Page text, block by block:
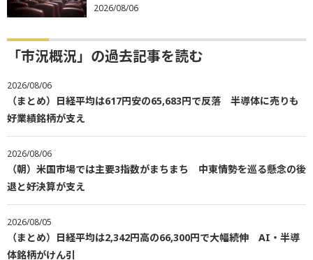
2026/08/06
「市況概況」の過去記事を読む
2026/08/06
（まとめ）日経平均は617円安の65,683円で反落 半導体に売りも
好業績銘柄が支え
2026/08/06
（朝）米国市場では主要3指数がまちまち 中東情勢を巡る懸念の後
退と好決算が支え
2026/08/05
（まとめ）日経平均は2,342円高の66,300円で大幅続伸 AI・半導
体銘柄がけん引